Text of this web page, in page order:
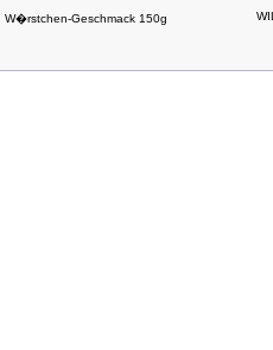
W�rstchen-Geschmack 150g